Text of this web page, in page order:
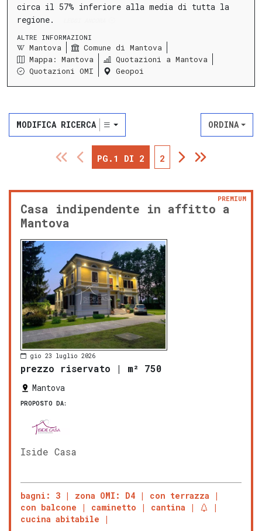
circa il 57% inferiore alla media di tutta la
regione.
ALTRE INFORMAZIONI
Mantova
Comune di Mantova
Mappa: Mantova
Quotazioni a Mantova
Quotazioni OMI
Geopoi
MODIFICA RICERCA ORDINA
PG.1 DI 2 2
Casa indipendente in affitto a
Mantova
PREMIUM
gio 23 luglio 2026
prezzo riservato | m² 750
Mantova
PROPOSTO DA:
Iside Casa
bagni: 3 zona OMI: D4
con terrazza
con balcone
caminetto
cantina
cucina abitabile